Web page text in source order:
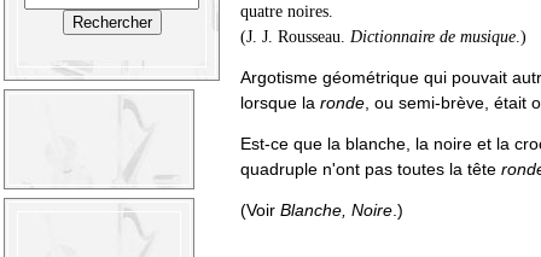
quatre noires.
(J. J. Rousseau. Dictionnaire de musique .)
Argotisme géométrique qui pouvait
lorsque la ronde , ou semi-brève, était
Est-ce que la blanche, la noire et la
quadruple n'ont pas toutes la tête
(Voir Blanche Noire .)